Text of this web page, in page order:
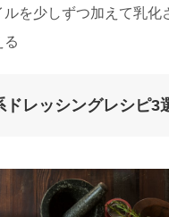
ルを少しずつ加えて乳化
る
ドレッシングレシピ3